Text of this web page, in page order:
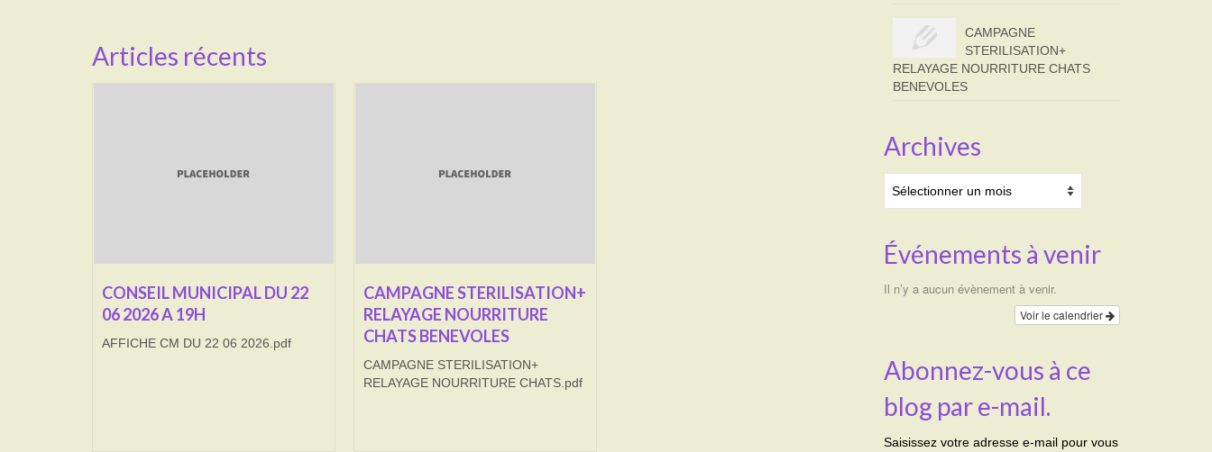
Articles récents
CONSEIL MUNICIPAL DU 22
06 2026 A 19H
AFFICHE CM DU 22 06 2026.pdf
CAMPAGNE STERILISATION+
RELAYAGE NOURRITURE
CHATS BENEVOLES
CAMPAGNE STERILISATION+
RELAYAGE NOURRITURE CHATS.pdf
CAMPAGNE
STERILISATION+
RELAYAGE NOURRITURE CHATS
BENEVOLES
Archives
Événements à venir
Il n’y a aucun évènement à venir.
Voir le calendrier
Abonnez-vous à ce
blog par e-mail.
Saisissez votre adresse e-mail pour vous